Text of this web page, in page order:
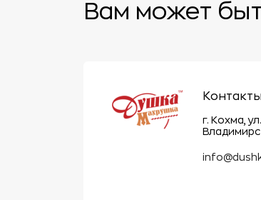
Вам может
Контакты
г. Кохма, ул.